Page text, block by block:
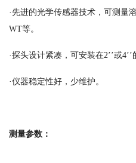
·先进的光学传感器技术，可测量
WT等。
·探头设计紧凑，可安装在2’’或4’’
·仪器稳定性好，少维护。
测量参数：